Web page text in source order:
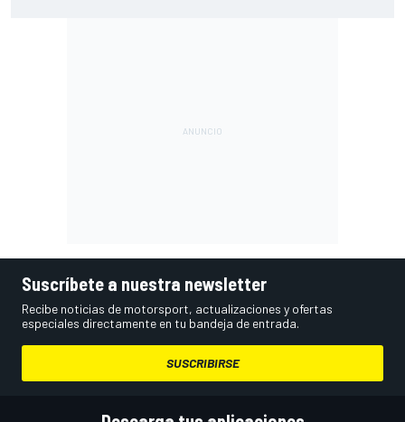
Suscríbete a nuestra newsletter
Recibe noticias de motorsport, actualizaciones y ofertas
especiales directamente en tu bandeja de entrada.
SUSCRIBIRSE